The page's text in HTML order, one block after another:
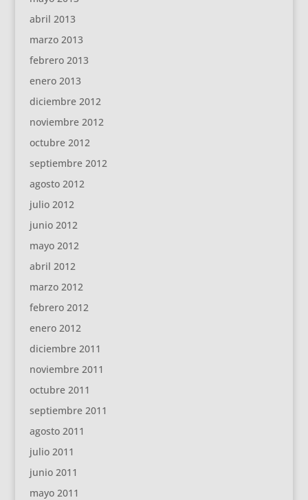
abril 2013
marzo 2013
febrero 2013
enero 2013
diciembre 2012
noviembre 2012
octubre 2012
septiembre 2012
agosto 2012
julio 2012
junio 2012
mayo 2012
abril 2012
marzo 2012
febrero 2012
enero 2012
diciembre 2011
noviembre 2011
octubre 2011
septiembre 2011
agosto 2011
julio 2011
junio 2011
mayo 2011